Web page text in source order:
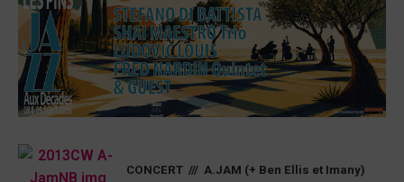
CONCERT /// A.JAM (+ Ben Ellis et Imany)